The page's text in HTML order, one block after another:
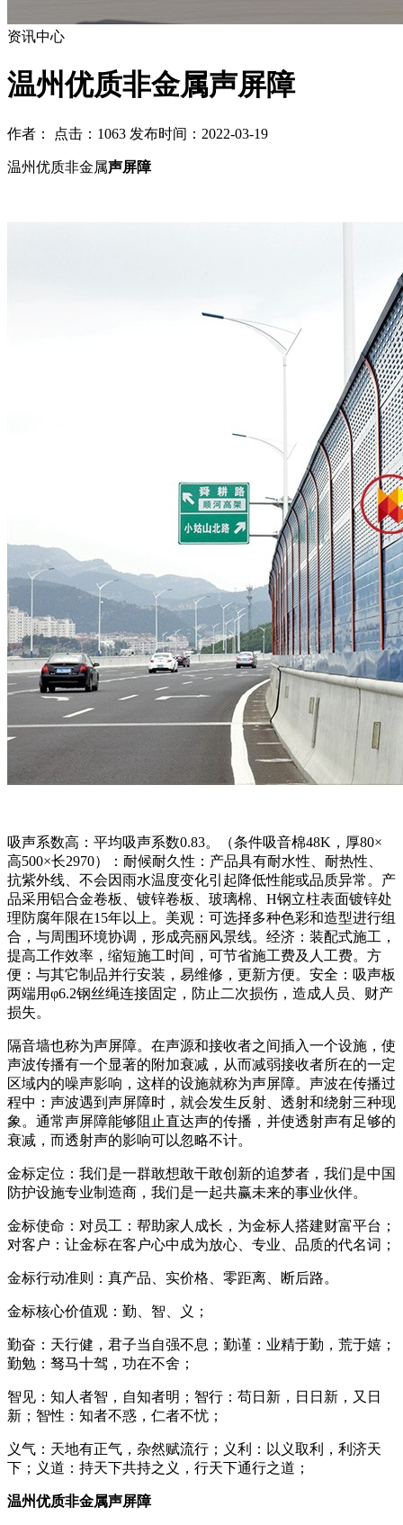
资讯中心
温州优质非金属声屏障
作者： 点击：1063 发布时间：2022-03-19
温州优质非金属声屏障
吸声系数高：平均吸声系数0.83。（条件吸音棉48K，厚80×
高500×长2970）：耐候耐久性：产品具有耐水性、耐热性、
抗紫外线、不会因雨水温度变化引起降低性能或品质异常。产
品采用铝合金卷板、镀锌卷板、玻璃棉、H钢立柱表面镀锌处
理防腐年限在15年以上。美观：可选择多种色彩和造型进行组
合，与周围环境协调，形成亮丽风景线。经济：装配式施工，
提高工作效率，缩短施工时间，可节省施工费及人工费。方
便：与其它制品并行安装，易维修，更新方便。安全：吸声板
两端用φ6.2钢丝绳连接固定，防止二次损伤，造成人员、财产
损失。
隔音墙也称为声屏障。在声源和接收者之间插入一个设施，使
声波传播有一个显著的附加衰减，从而减弱接收者所在的一定
区域内的噪声影响，这样的设施就称为声屏障。声波在传播过
程中：声波遇到声屏障时，就会发生反射、透射和绕射三种现
象。通常声屏障能够阻止直达声的传播，并使透射声有足够的
衰减，而透射声的影响可以忽略不计。
金标定位：我们是一群敢想敢干敢创新的追梦者，我们是中国
防护设施专业制造商，我们是一起共赢未来的事业伙伴。
金标使命：对员工：帮助家人成长，为金标人搭建财富平台；
对客户：让金标在客户心中成为放心、专业、品质的代名词；
金标行动准则：真产品、实价格、零距离、断后路。
金标核心价值观：勤、智、义；
勤奋：天行健，君子当自强不息；勤谨：业精于勤，荒于嬉；
勤勉：驽马十驾，功在不舍；
智见：知人者智，自知者明；智行：苟日新，日日新，又日
新；智性：知者不惑，仁者不忧；
义气：天地有正气，杂然赋流行；义利：以义取利，利济天
下；义道：持天下共持之义，行天下通行之道；
温州优质非金属声屏障